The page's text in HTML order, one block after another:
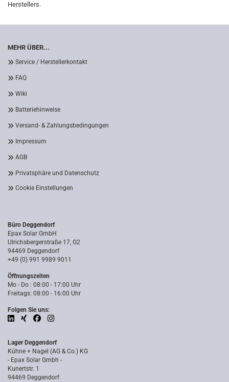
Herstellers.
MEHR ÜBER...
Service / Herstellerkontakt
FAQ
Wiki
Batteriehinweise
Versand- & Zahlungsbedingungen
Impressum
AGB
Privatsphäre und Datenschutz
Cookie Einstellungen
Büro Deggendorf
Epax Solar GmbH
Ulrichsbergerstraße 17, G2
94469 Deggendorf
+49 (0) 991 9989 9011
Öffnungszeiten
Mo - Do : 08:00 - 17:00 Uhr
Freitags: 08:00 - 16:00 Uhr
Folgen Sie uns:
Lager Deggendorf
Kühne + Nagel (AG & Co.) KG
- Epax Solar Gmbh -
Kunertstr. 1
94469 Deggendorf